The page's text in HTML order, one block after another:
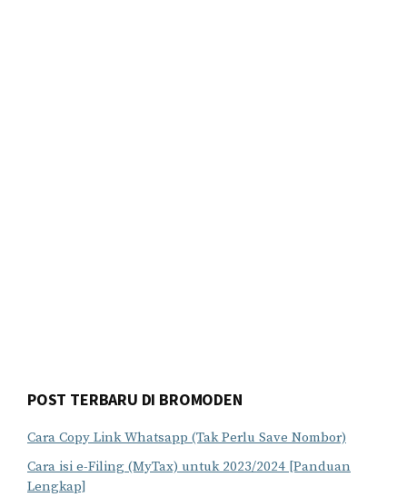
POST TERBARU DI BROMODEN
Cara Copy Link Whatsapp (Tak Perlu Save Nombor)
Cara isi e-Filing (MyTax) untuk 2023/2024 [Panduan
Lengkap]